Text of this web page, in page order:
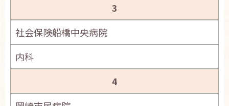
3
社会保険船橋中央病院
内科
4